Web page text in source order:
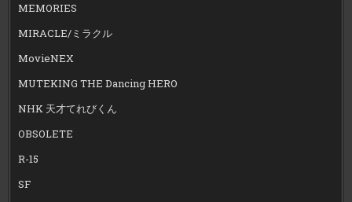
MEMORIES
MIRACLE/ミラクル
MovieNEX
MUTEKING THE Dancing HERO
NHK 天才てれびくん
OBSOLETE
R-15
SF